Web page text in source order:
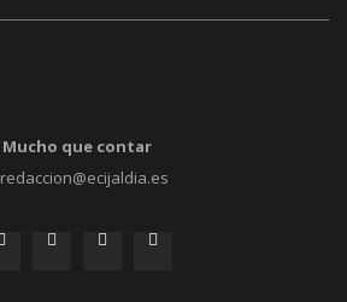
Mucho que contar
redaccion@ecijaldia.es